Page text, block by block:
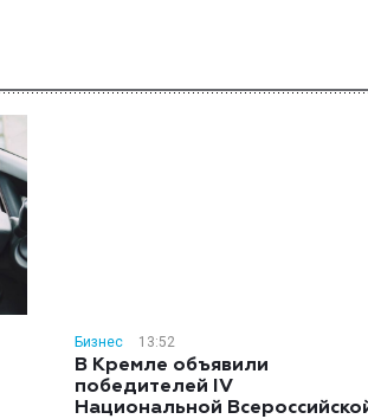
Бизнес 13:52
В Кремле объявили
победителей IV
Национальной